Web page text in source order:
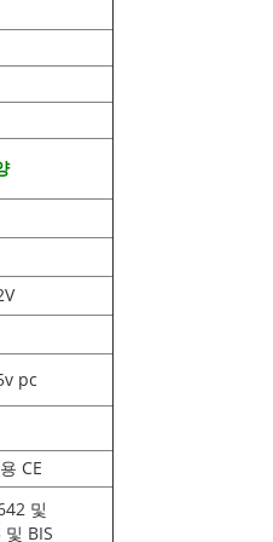
pc
CE
및
및 BIS